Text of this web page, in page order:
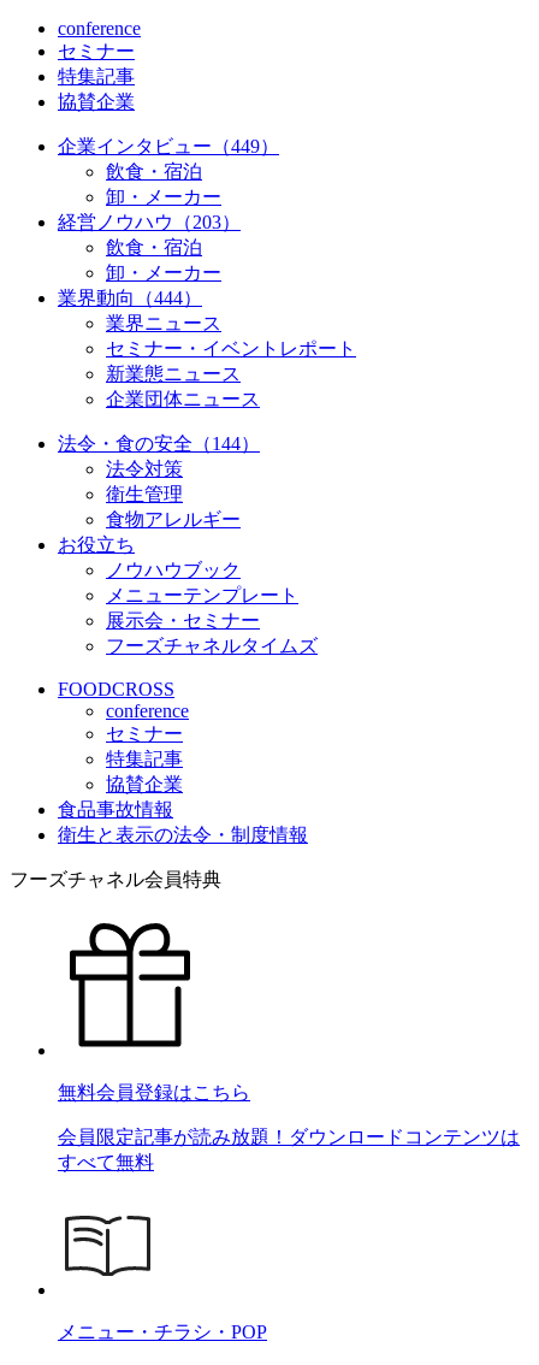
conference
セミナー
特集記事
協賛企業
企業インタビュー（449）
飲食・宿泊
卸・メーカー
経営ノウハウ（203）
飲食・宿泊
卸・メーカー
業界動向（444）
業界ニュース
セミナー・イベントレポート
新業態ニュース
企業団体ニュース
法令・食の安全（144）
法令対策
衛生管理
食物アレルギー
お役立ち
ノウハウブック
メニューテンプレート
展示会・セミナー
フーズチャネルタイムズ
FOODCROSS
conference
セミナー
特集記事
協賛企業
食品事故情報
衛生と表示の法令・制度情報
フーズチャネル会員特典
無料会員登録はこちら
会員限定記事が読み放題！ダウンロードコンテンツは
すべて無料
メニュー・チラシ・POP